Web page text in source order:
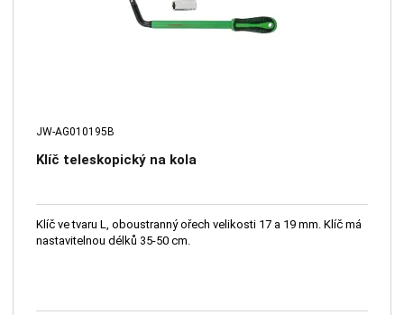
JW-AG010195B
Klíč teleskopický na kola
Klíč ve tvaru L, oboustranný ořech velikosti 17 a 19 mm. Klíč má
nastavitelnou délků 35-50 cm.